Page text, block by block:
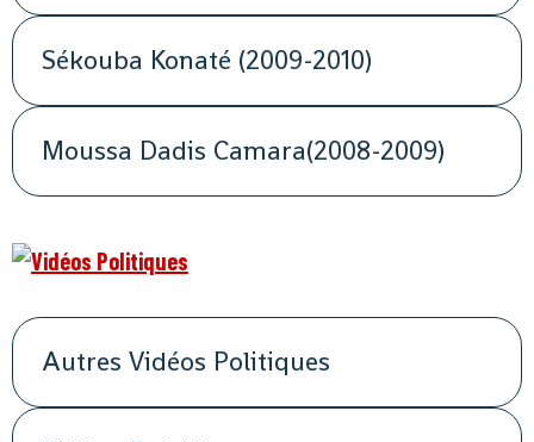
Sékouba Konaté (2009-2010)
Moussa Dadis Camara(2008-2009)
Autres Vidéos Politiques